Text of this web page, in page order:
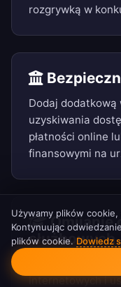
rozgrywką w
Dodaj dodatkową
uzyskiwania
płatności online
finansowymi na
Omijanie
służbowych
Uzyskaj dostęp
internetowych i
Zgoda na pliki
Używamy plików
Kontynuując
plików cookie. Dowiedz